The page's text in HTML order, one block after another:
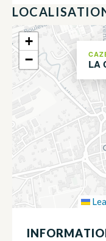
LA
+
−